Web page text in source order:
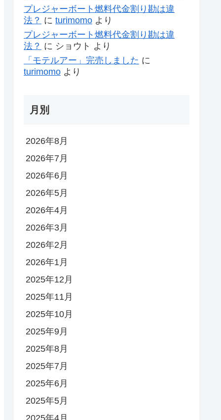
プレジャーボート燃料代金割り勘は違
法？ に turimomo より
プレジャーボート燃料代金割り勘は違
法？ に ショウト より
「モテルアー」完売しました に
turimomo より
月別
2026年8月
2026年7月
2026年6月
2026年5月
2026年4月
2026年3月
2026年2月
2026年1月
2025年12月
2025年11月
2025年10月
2025年9月
2025年8月
2025年7月
2025年6月
2025年5月
2025年4月